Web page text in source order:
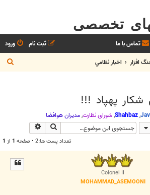
تخصصی
تماس با ما ورود
ثبت نام
افزار اخبار نظامي
س
شکار پهپاد !!!
,
Shahbaz
,شوراي نظارت,مديران هوافضا
جستجو
تعداد پست ها:2 • صفحه 1 از 1
Colonel II
MOHAMMAD_ASEMOONI